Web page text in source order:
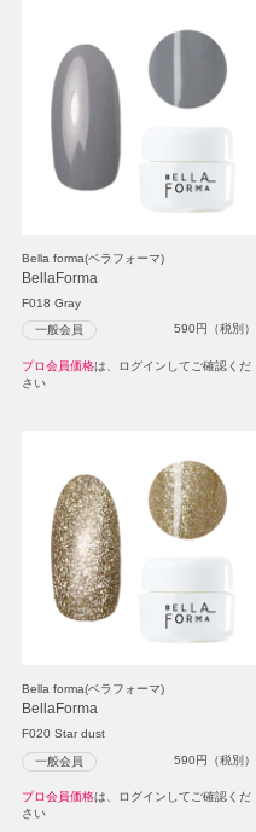
Bella forma(ベラフォーマ)
BellaForma
F018 Gray
一般会員 590円（税別）
プロ会員価格は、ログインしてご確認くだ
さい
Bella forma(ベラフォーマ)
BellaForma
F020 Star dust
一般会員 590円（税別）
プロ会員価格は、ログインしてご確認くだ
さい